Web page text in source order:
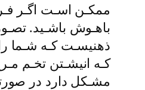
ممکـن اسـت اگـر
باهـوش باشـید.
ذهنیسـت کـه شـما
کـه انیشـتن تخـم
مشـکل دارد در